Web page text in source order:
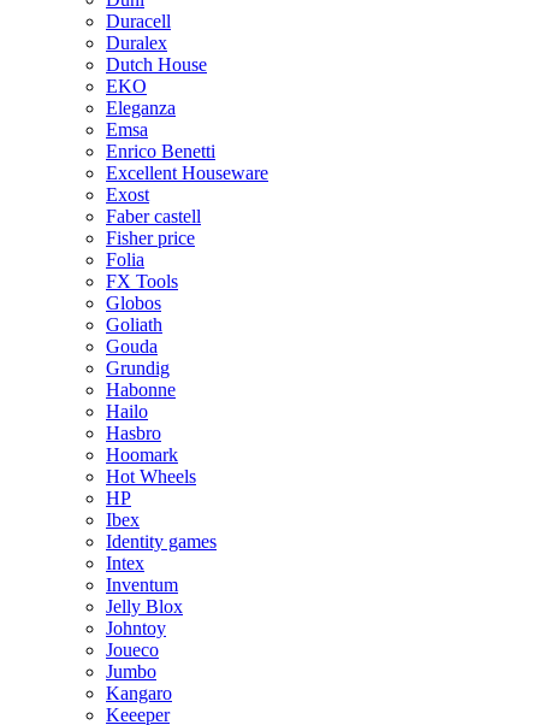
Duracell
Duralex
Dutch House
EKO
Eleganza
Emsa
Enrico Benetti
Excellent Houseware
Exost
Faber castell
Fisher price
Folia
FX Tools
Globos
Goliath
Gouda
Grundig
Habonne
Hailo
Hasbro
Hoomark
Hot Wheels
HP
Ibex
Identity games
Intex
Inventum
Jelly Blox
Johntoy
Joueco
Jumbo
Kangaro
Keeeper